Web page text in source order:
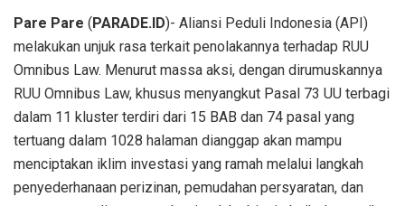
Pare Pare (PARADE.ID)- Aliansi Peduli Indonesia (API)
melakukan unjuk rasa terkait penolakannya terhadap RUU
Omnibus Law. Menurut massa aksi, dengan dirumuskannya
RUU Omnibus Law, khusus menyangkut Pasal 73 UU terbagi
dalam 11 kluster terdiri dari 15 BAB dan 74 pasal yang
tertuang dalam 1028 halaman dianggap akan mampu
menciptakan iklim investasi yang ramah melalui langkah
penyederhanaan perizinan, pemudahan persyaratan, dan